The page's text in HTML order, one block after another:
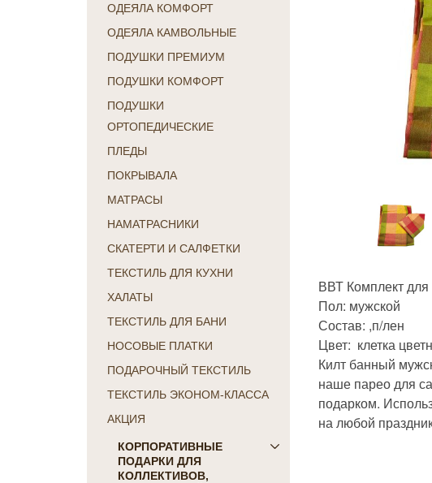
ОДЕЯЛА КОМФОРТ
ОДЕЯЛА КАМВОЛЬНЫЕ
ПОДУШКИ ПРЕМИУМ
ПОДУШКИ КОМФОРТ
ПОДУШКИ
ОРТОПЕДИЧЕСКИЕ
ПЛЕДЫ
ПОКРЫВАЛА
МАТРАСЫ
НАМАТРАСНИКИ
СКАТЕРТИ И САЛФЕТКИ
ТЕКСТИЛЬ ДЛЯ КУХНИ
ХАЛАТЫ
ТЕКСТИЛЬ ДЛЯ БАНИ
НОСОВЫЕ ПЛАТКИ
ПОДАРОЧНЫЙ ТЕКСТИЛЬ
ТЕКСТИЛЬ ЭКОНОМ-КЛАССА
АКЦИЯ
КОРПОРАТИВНЫЕ
ПОДАРКИ ДЛЯ
КОЛЛЕКТИВОВ,
ВВТ Комплект
Пол: мужской
Состав: ,п/лен
Цвет: клетка
Килт банный
наше парео для
подарком.
на любой